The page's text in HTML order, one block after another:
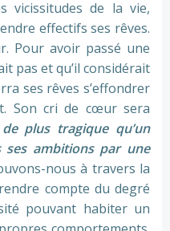
vicissitudes de la vie,
effectifs ses rêves.
Pour avoir passé une
pas et qu’il considérait
ses rêves s’effondrer
Son cri de cœur sera
plus tragique qu’un
ses ambitions par une
nous à travers la
compte du degré
pouvant habiter un